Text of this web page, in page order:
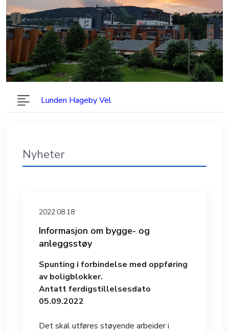
Lunden Hageby Vel
Nyheter
2022.08.18
Informasjon om bygge- og
anleggsstøy
Spunting i forbindelse med oppføring
av boligblokker.
Antatt ferdigstillelsesdato
05.09.2022
Det skal utføres støyende arbeider i